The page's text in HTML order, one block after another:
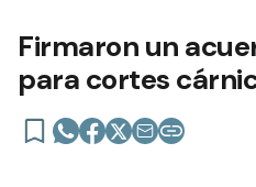
Firmaron un
para cortes